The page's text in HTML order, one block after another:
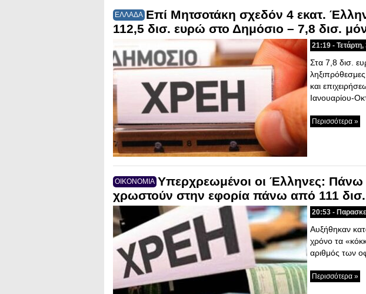
ΕΛΛΑΔΑ Επί Μητσοτάκη σχεδόν 4 εκατ.
112,5 δισ. ευρώ στο Δημόσιο – 7,8 δισ.
21:19 -
Στα 7,8 δισ.
και
Ιανουαρίου-
Περισσότερα »
ΟΙΚΟΝΟΜΙΑ Υπερχρεωμένοι οι Έλληνες: Πάνω
χρωστούν στην εφορία πάνω από 111
20:53 -
Αυξήθηκαν
χρόνο τα
αριθμός των
Περισσότερα »